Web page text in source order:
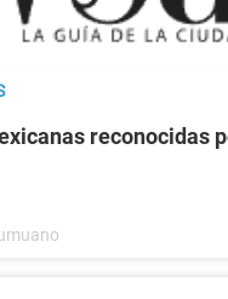
reconocidas